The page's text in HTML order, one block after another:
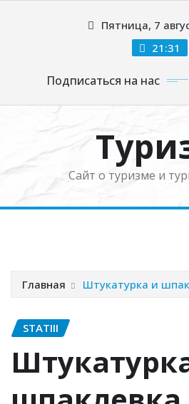
Пятница, 7
21:31
Подписаться на нас
Сайт о туризме и
Главная Штукатурка и
STATIII